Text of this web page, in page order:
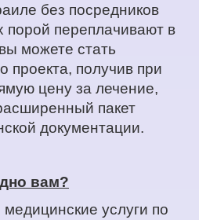
без посредников
порой переплачивают в
можете стать
проекта, получив при
цену за лечение,
пакет
документации.
вам?
услуги по